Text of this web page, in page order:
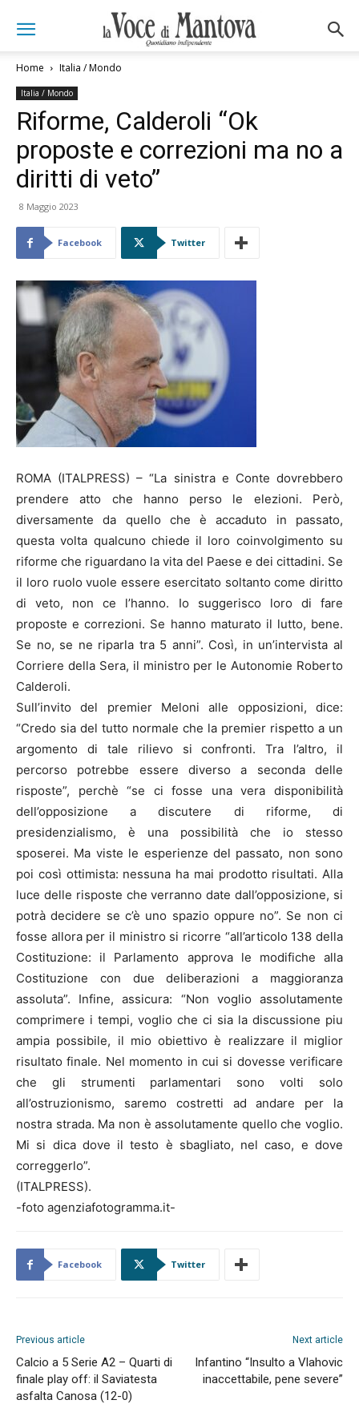
Home Italia / Mondo
Italia / Mondo
Riforme, Calderoli “Ok
proposte e correzioni ma no a
diritti di veto”
8 Maggio 2023
Facebook Twitter
ROMA (ITALPRESS) – “La sinistra e Conte dovrebbero
prendere atto che hanno perso le elezioni. Però,
diversamente da quello che è accaduto in passato,
questa volta qualcuno chiede il loro coinvolgimento su
riforme che riguardano la vita del Paese e dei cittadini. Se
il loro ruolo vuole essere esercitato soltanto come diritto
di veto, non ce l’hanno. Io suggerisco loro di fare
proposte e correzioni. Se hanno maturato il lutto, bene.
Se no, se ne riparla tra 5 anni”. Così, in un’intervista al
Corriere della Sera, il ministro per le Autonomie Roberto
Calderoli.
Sull’invito del premier Meloni alle opposizioni, dice:
“Credo sia del tutto normale che la premier rispetto a un
argomento di tale rilievo si confronti. Tra l’altro, il
percorso potrebbe essere diverso a seconda delle
risposte”, perchè “se ci fosse una vera disponibilità
dell’opposizione a discutere di riforme, di
presidenzialismo, è una possibilità che io stesso
sposerei. Ma viste le esperienze del passato, non sono
poi così ottimista: nessuna ha mai prodotto risultati. Alla
luce delle risposte che verranno date dall’opposizione, si
potrà decidere se c’è uno spazio oppure no”. Se non ci
fosse allora per il ministro si ricorre “all’articolo 138 della
Costituzione: il Parlamento approva le modifiche alla
Costituzione con due deliberazioni a maggioranza
assoluta”. Infine, assicura: “Non voglio assolutamente
comprimere i tempi, voglio che ci sia la discussione piu
ampia possibile, il mio obiettivo è realizzare il miglior
risultato finale. Nel momento in cui si dovesse verificare
che gli strumenti parlamentari sono volti solo
all’ostruzionismo, saremo costretti ad andare per la
nostra strada. Ma non è assolutamente quello che voglio.
Mi si dica dove il testo è sbagliato, nel caso, e dove
correggerlo”.
(ITALPRESS).
-foto agenziafotogramma.it-
Facebook Twitter
Previous article
Calcio a 5 Serie A2 – Quarti di
finale play off: il Saviatesta
asfalta Canosa (12-0)
Next article
Infantino “Insulto a Vlahovic
inaccettabile, pene severe”